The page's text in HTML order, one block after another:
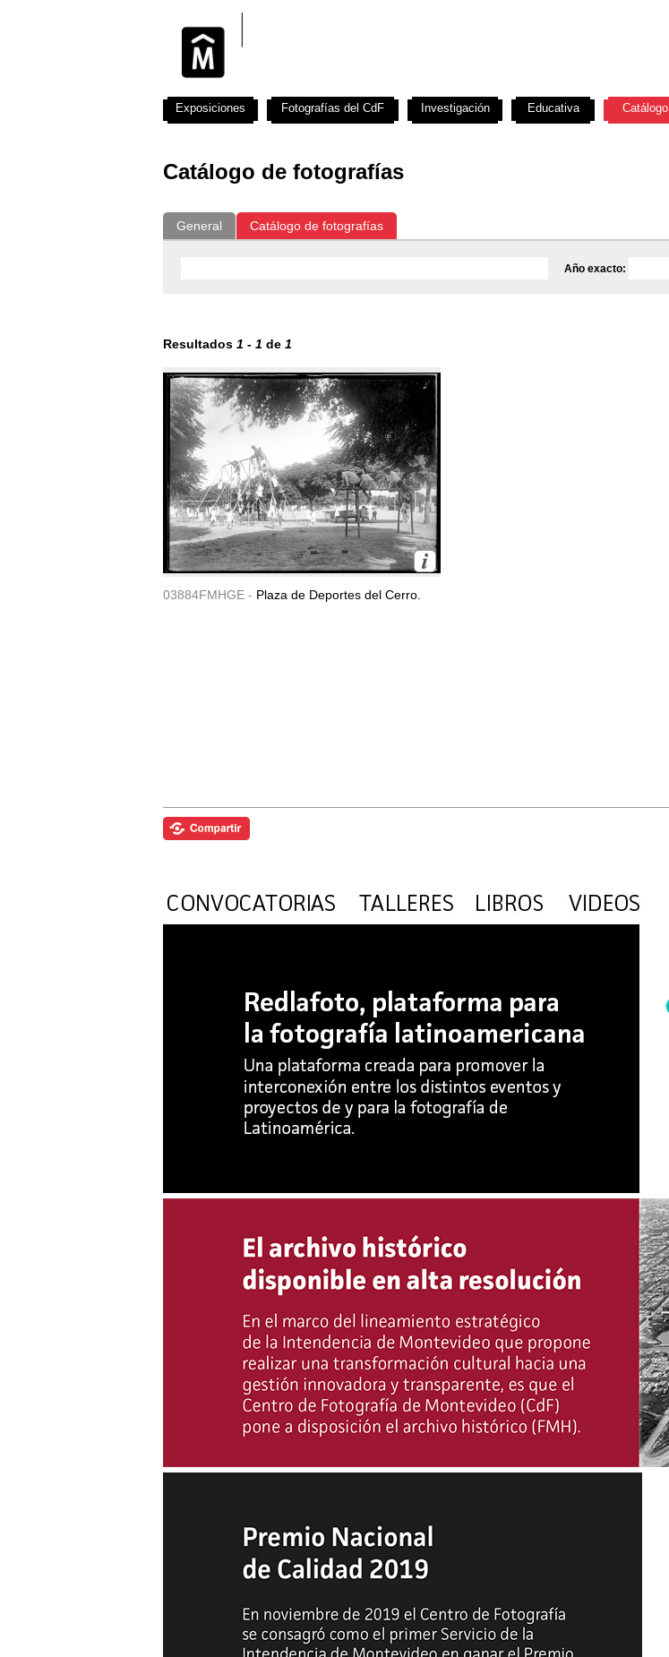
Catálogo de fotografías
General Catálogo de fotografías
Año exacto:
Resultados 1 - 1 de 1
03884FMHGE - Plaza de Deportes del Cerro.
Exposiciones Fotografías del CdF Investigación Educativa Catálogo